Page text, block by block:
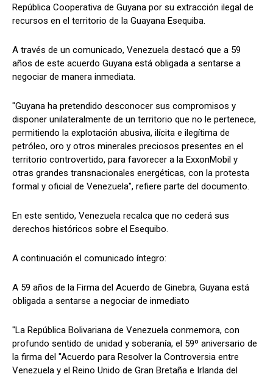
República Cooperativa de Guyana por su extracción ilegal de
recursos en el territorio de la Guayana Esequiba.
A través de un comunicado, Venezuela destacó que a 59
años de este acuerdo Guyana está obligada a sentarse a
negociar de manera inmediata.
"Guyana ha pretendido desconocer sus compromisos y
disponer unilateralmente de un territorio que no le pertenece,
permitiendo la explotación abusiva, ilícita e ilegítima de
petróleo, oro y otros minerales preciosos presentes en el
territorio controvertido, para favorecer a la ExxonMobil y
otras grandes transnacionales energéticas, con la protesta
formal y oficial de Venezuela", refiere parte del documento.
En este sentido, Venezuela recalca que no cederá sus
derechos históricos sobre el Esequibo.
A continuación el comunicado íntegro:
A 59 años de la Firma del Acuerdo de Ginebra, Guyana está
obligada a sentarse a negociar de inmediato
"La República Bolivariana de Venezuela conmemora, con
profundo sentido de unidad y soberanía, el 59º aniversario de
la firma del "Acuerdo para Resolver la Controversia entre
Venezuela y el Reino Unido de Gran Bretaña e Irlanda del